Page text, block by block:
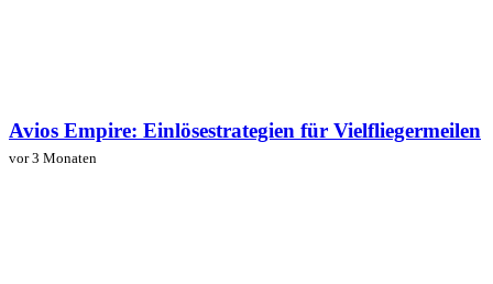
Avios Empire: Einlösestrategien für Vielfliegermeilen
vor 3 Monaten